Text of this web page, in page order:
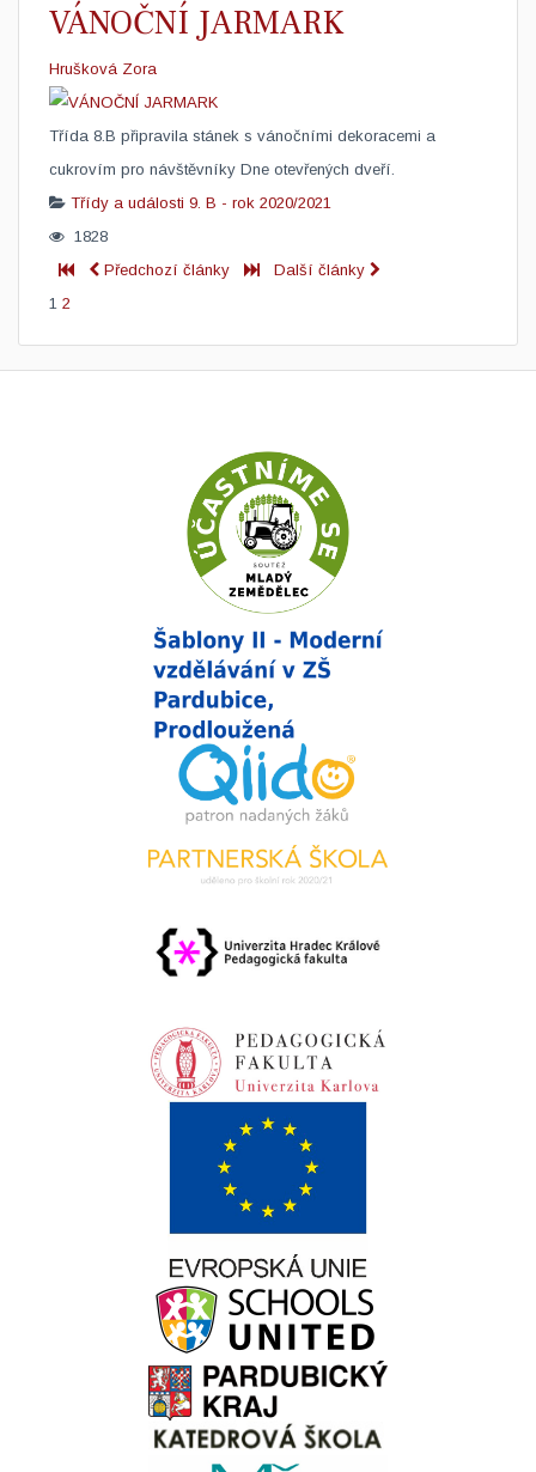
VÁNOČNÍ JARMARK
Hrušková Zora
Třída 8.B připravila stánek s vánočními dekoracemi a
cukrovím pro návštěvníky Dne otevřených dveří.
Třídy a události 9. B - rok 2020/2021
1828
Předchozí články
Další články
1 2